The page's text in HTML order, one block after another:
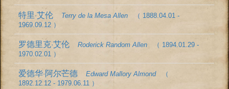
特里·艾伦 Terry de la Mesa Allen
（ 1888.04.01 -
1969.09.12 ）
罗德里克·艾伦Roderick Random Allen
（ 1894.01.29 -
1970.02.01 ）
爱德华·阿尔芒德Edward Mallory Almond
（
1892.12.12 - 1979.06.11 ）